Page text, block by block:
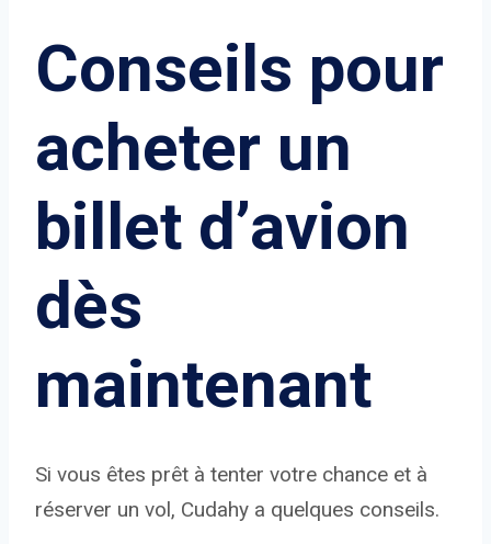
Conseils pour
acheter un
billet d’avion
dès
maintenant
Si vous êtes prêt à tenter votre chance et à
réserver un vol, Cudahy a quelques conseils.